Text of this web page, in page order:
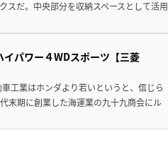
だ。中央部分を収納スペースとして活用
パワー４WDスポーツ【三菱
工業はホンダより若いというと、信じら
末期に創業した海運業の九十九商会にル